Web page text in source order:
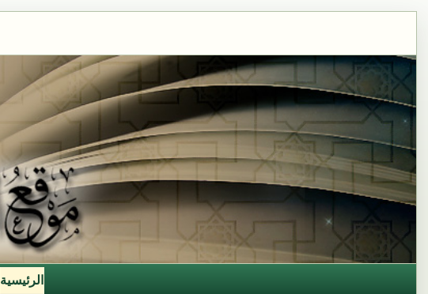
الرئيسية